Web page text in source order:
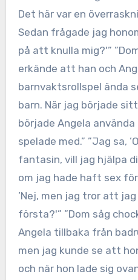
Det här var en
Sedan frågade jag
på att knulla mig?'”
erkände att han och
barnvaktsrollspel ända
barn. När jag började
började Angela
spelade med.” ”Jag sa,
fantasin, vill jag hjälpa
om jag hade haft sex
’Nej, men jag tror att
första?'” ”Dom såg
Angela tillbaka från
men jag kunde se att
och när hon lade sig